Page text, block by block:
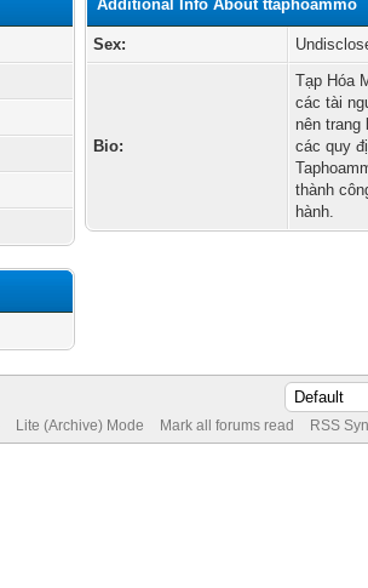
Additional Info About ttaphoammo
Sex:
Bio:
Tạp Hóa
các tài
nên
các quy
thành
hành.
Lite (Archive) Mode Mark all forums read RSS